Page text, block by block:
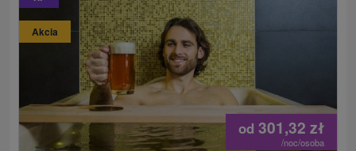
Akcia
od 301,32 zł
/noc/osoba